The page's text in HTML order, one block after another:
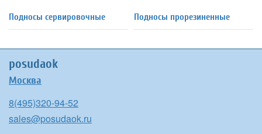
Подносы сервировочные Подносы прорезиненные
posudaok
Москва
8(495)320-94-52
sales@posudaok.ru